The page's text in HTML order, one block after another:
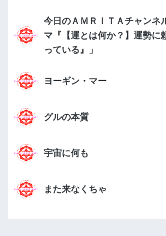
今日のＡＭＲＩＴＡチャンネ
マ『【運とは何か？】運勢に
っている』」
ヨーギン・マー
グルの本質
宇宙に何も
また来なくちゃ